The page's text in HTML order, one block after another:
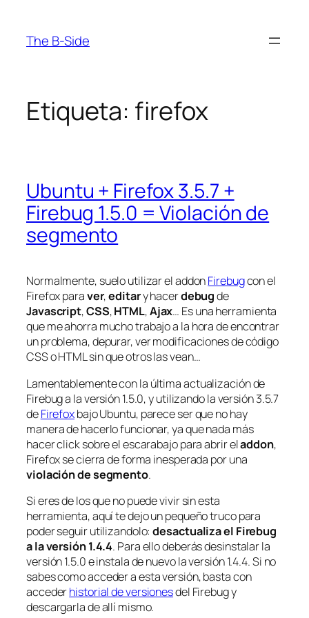
contenido
The B-Side
Etiqueta: firefox
Ubuntu + Firefox 3.5.7 +
Firebug 1.5.0 = Violación de
segmento
Normalmente, suelo utilizar el addonFirebugcon el
Firefox paraver,editary hacerdebugde
Javascript,CSS,HTML,Ajax… Es una herramienta
que me ahorra mucho trabajo a la hora de encontrar
un problema, depurar, ver modificaciones de código
CSS o HTML sin que otros las vean…
Lamentablemente con la última actualización de
Firebug a la versión 1.5.0, y utilizando la versión 3.5.7
deFirefoxbajo Ubuntu, parece ser que no hay
manera de hacerlo funcionar, ya que nada más
hacer click sobre el escarabajo para abrir eladdon,
Firefox se cierra de forma inesperada por una
violación de segmento.
Si eres de los que no puede vivir sin esta
herramienta, aquí te dejo un pequeño truco para
poder seguir utilizandolo:desactualiza el Firebug
a la versión 1.4.4. Para ello deberás desinstalar la
versión 1.5.0 e instala de nuevo la versión 1.4.4. Si no
sabes como acceder a esta versión, basta con
accederhistorial de versionesdel Firebug y
descargarla de allí mismo.